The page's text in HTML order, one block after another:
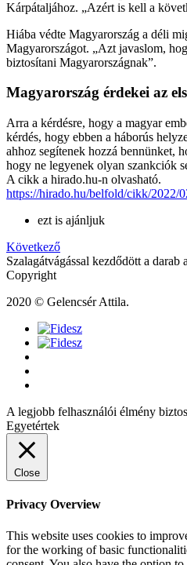
Kárpátaljához. „Azért is kell a
Hiába védte Magyarország a déli
Magyarországot. „Azt javaslom,
biztosítani Magyarországnak”.
Magyarország érdekei az
Arra a kérdésre, hogy a magyar
kérdés, hogy ebben a háborús
ahhoz segítenek hozzá bennünket,
hogy ne legyenek olyan szankciók
A cikk a hirado.hu-n olvasható.
https://hirado.hu/belfold/cikk/2022/
ezt is ajánljuk
Következő
Szalagátvágással kezdődött a darab
Copyright
2020 © Gelencsér Attila.
A legjobb felhasználói élmény
Egyetértek
Close
Privacy Overview
This website uses cookies to
for the working of basic